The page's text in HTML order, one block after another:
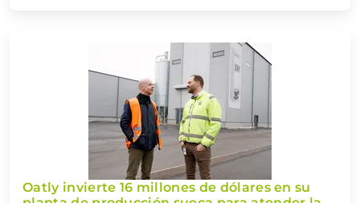
Oatly invierte 16 millones de dólares en su